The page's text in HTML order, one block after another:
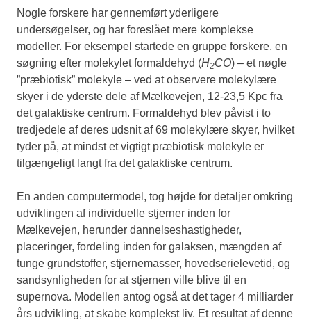
Nogle forskere har gennemført yderligere
undersøgelser, og har foreslået mere komplekse
modeller. For eksempel startede en gruppe forskere, en
søgning efter molekylet formaldehyd (H2CO) – et nøgle
”præbiotisk” molekyle – ved at observere molekylære
skyer i de yderste dele af Mælkevejen, 12-23,5 Kpc fra
det galaktiske centrum. Formaldehyd blev påvist i to
tredjedele af deres udsnit af 69 molekylære skyer, hvilket
tyder på, at mindst et vigtigt præbiotisk molekyle er
tilgængeligt langt fra det galaktiske centrum.
En anden computermodel, tog højde for detaljer omkring
udviklingen af individuelle stjerner inden for
Mælkevejen, herunder dannelseshastigheder,
placeringer, fordeling inden for galaksen, mængden af
tunge grundstoffer, stjernemasser, hovedserielevetid, og
sandsynligheden for at stjernen ville blive til en
supernova. Modellen antog også at det tager 4 milliarder
års udvikling, at skabe komplekst liv. Et resultat af denne